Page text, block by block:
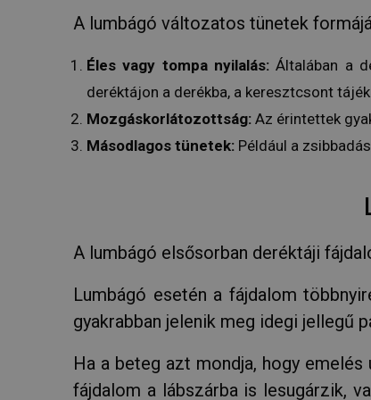
A lumbágó változatos tünetek
Éles vagy tompa nyilalás: Általában a
deréktájon a derékba, a keresztcsont
Mozgáskorlátozottság: Az érintettek
Másodlagos tünetek: Például a
A lumbágó elsősorban deréktáji
Lumbágó esetén a fájdalom
gyakrabban jelenik meg idegi jellegű
Ha a beteg azt mondja, hogy
fájdalom a lábszárba is lesugárzik,
NÉV
NÉV